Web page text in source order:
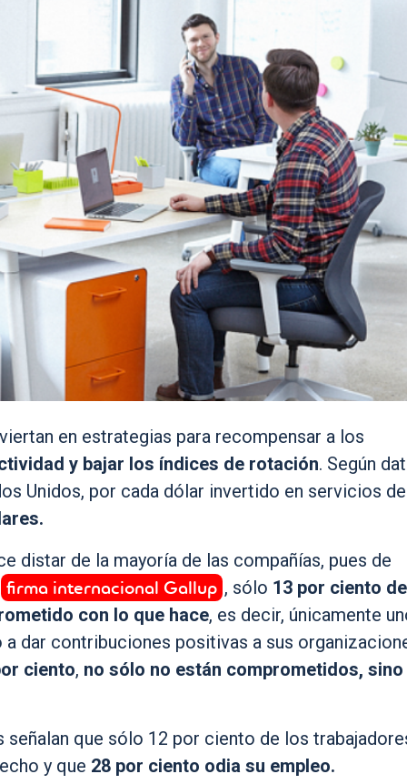
en estrategias para recompensar a los
y bajar los índices de rotación. Según
Unidos, por cada dólar invertido en servicios
distar de la mayoría de las compañías, pues de
firma internacional Gallup , sólo 13 por ciento
con lo que hace, es decir, únicamente
dar contribuciones positivas a sus
ciento, no sólo no están comprometidos, sino
que sólo 12 por ciento de los
y que 28 por ciento odia su empleo.